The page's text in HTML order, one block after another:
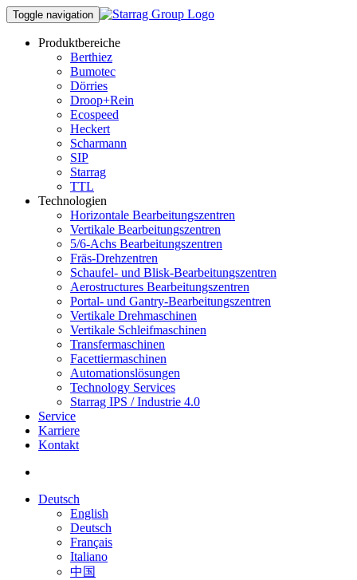
Toggle navigation
Produktbereiche
Berthiez
Bumotec
Dörries
Droop+Rein
Ecospeed
Heckert
Scharmann
SIP
Starrag
TTL
Technologien
Horizontale Bearbeitungszentren
Vertikale Bearbeitungszentren
5/6-Achs Bearbeitungszentren
Fräs-Drehzentren
Schaufel- und Blisk-Bearbeitungszentren
Aerostructures Bearbeitungszentren
Portal- und Gantry-Bearbeitungszentren
Vertikale Drehmaschinen
Vertikale Schleifmaschinen
Transfermaschinen
Facettiermaschinen
Automationslösungen
Technology Services
Starrag IPS / Industrie 4.0
Service
Karriere
Kontakt
Deutsch
English
Deutsch
Français
Italiano
中国